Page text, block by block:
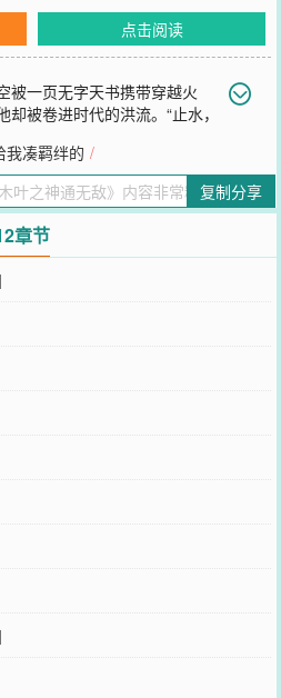
点击阅读
被一页无字天书携带穿越火
被卷进时代的洪流。“止水，
为宇智波止水的幼弟，他很无奈。
还不错的话请不要忘记向您QQ群和微
我凑羁绊的 /
复制分享
章节